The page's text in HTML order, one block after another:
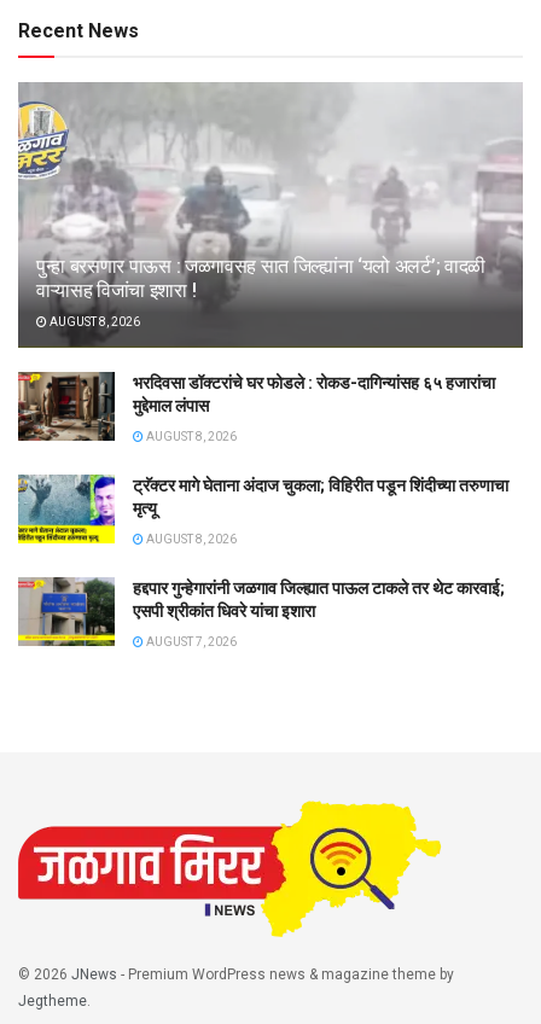
Recent News
पुन्हा बरसणार पाऊस : जळगावसह सात जिल्ह्यांना ‘यलो अलर्ट’; वादळी
वाऱ्यासह विजांचा इशारा !
AUGUST 8, 2026
भरदिवसा डॉक्टरांचे घर फोडले : रोकड-दागिन्यांसह ६५ हजारांचा
मुद्देमाल लंपास
AUGUST 8, 2026
ट्रॅक्टर मागे घेताना अंदाज चुकला; विहिरीत पडून शिंदीच्या तरुणाचा
मृत्यू
AUGUST 8, 2026
हद्दपार गुन्हेगारांनी जळगाव जिल्ह्यात पाऊल टाकले तर थेट कारवाई;
एसपी श्रीकांत धिवरे यांचा इशारा
AUGUST 7, 2026
© 2026 JNews - Premium WordPress news & magazine theme by
Jegtheme